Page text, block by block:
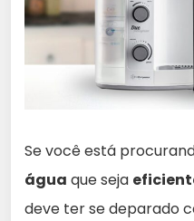
Se você está
água que seja
deve ter se deparado